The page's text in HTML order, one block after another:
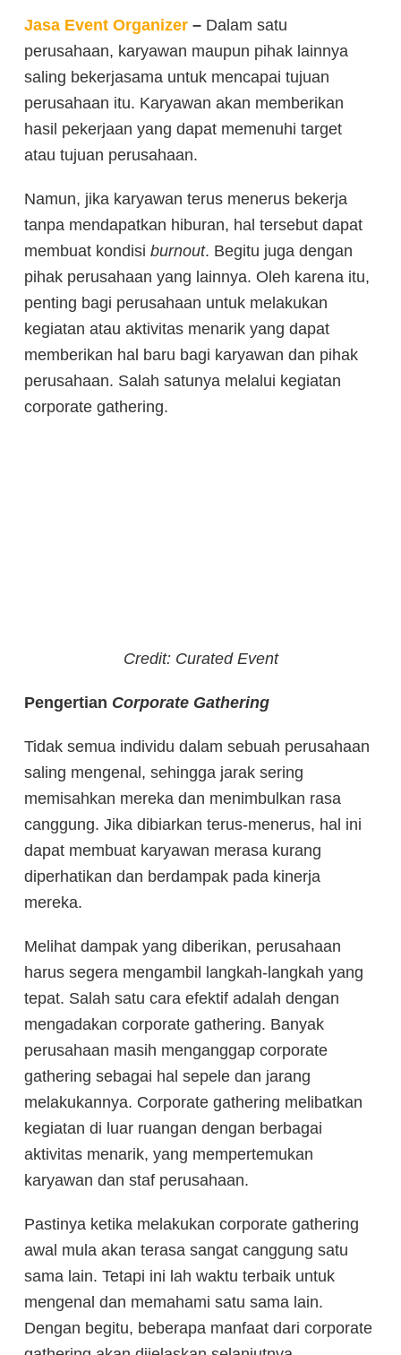
Jasa Event Organizer – Dalam satu
perusahaan, karyawan maupun pihak lainnya
saling bekerjasama untuk mencapai tujuan
perusahaan itu. Karyawan akan memberikan
hasil pekerjaan yang dapat memenuhi target
atau tujuan perusahaan.
Namun, jika karyawan terus menerus bekerja
tanpa mendapatkan hiburan, hal tersebut dapat
membuat kondisi burnout. Begitu juga dengan
pihak perusahaan yang lainnya. Oleh karena itu,
penting bagi perusahaan untuk melakukan
kegiatan atau aktivitas menarik yang dapat
memberikan hal baru bagi karyawan dan pihak
perusahaan. Salah satunya melalui kegiatan
corporate gathering.
Credit: Curated Event
Pengertian Corporate Gathering
Tidak semua individu dalam sebuah perusahaan
saling mengenal, sehingga jarak sering
memisahkan mereka dan menimbulkan rasa
canggung. Jika dibiarkan terus-menerus, hal ini
dapat membuat karyawan merasa kurang
diperhatikan dan berdampak pada kinerja
mereka.
Melihat dampak yang diberikan, perusahaan
harus segera mengambil langkah-langkah yang
tepat. Salah satu cara efektif adalah dengan
mengadakan corporate gathering. Banyak
perusahaan masih menganggap corporate
gathering sebagai hal sepele dan jarang
melakukannya. Corporate gathering melibatkan
kegiatan di luar ruangan dengan berbagai
aktivitas menarik, yang mempertemukan
karyawan dan staf perusahaan.
Pastinya ketika melakukan corporate gathering
awal mula akan terasa sangat canggung satu
sama lain. Tetapi ini lah waktu terbaik untuk
mengenal dan memahami satu sama lain.
Dengan begitu, beberapa manfaat dari corporate